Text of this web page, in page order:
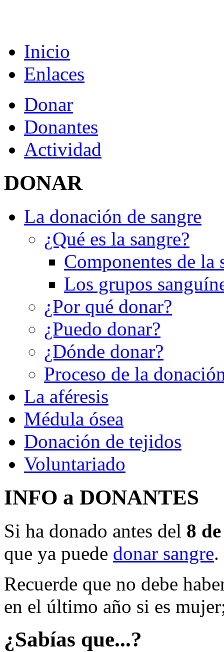
Inicio
Enlaces
Donar
Donantes
Actividad
DONAR
La donación de sangre
¿Qué es la sangre?
Componentes de la
Los grupos
¿Por qué donar?
¿Puedo donar?
¿Dónde donar?
Proceso de la
La aféresis
Médula ósea
Donación de tejidos
Voluntariado
INFO a DONANTES
Si ha donado antes del 8
que ya puede donar sangre.
Recuerde que no debe
en el último año si es
¿Sabías que...?